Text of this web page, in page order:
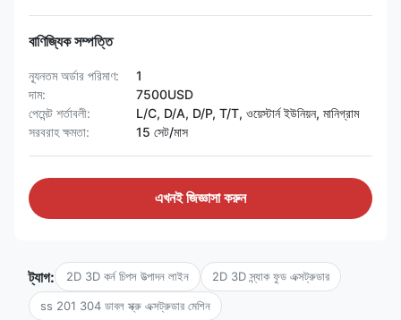
বাণিজ্যিক সম্পত্তি
ন্যূনতম অর্ডার পরিমাণ:
1
দাম:
7500USD
পেমেন্ট শর্তাবলী:
L/C, D/A, D/P, T/T, ওয়েস্টার্ন ইউনিয়ন, মানিগ্রাম
সরবরাহ ক্ষমতা:
15 সেট/মাস
এখনই জিজ্ঞাসা করুন
ট্যাগ: 2D 3D কর্ন চিপস উত্পাদন লাইন 2D 3D স্ন্যাক ফুড এক্সট্রুডার
ss 201 304 ডাবল স্ক্রু এক্সট্রুডার মেশিন